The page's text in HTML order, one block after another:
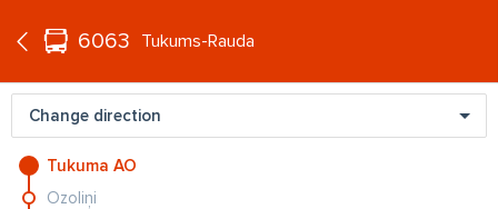
EN
6063 Tukums-Rauda
Change direction
Tukuma AO
Ozoliņi